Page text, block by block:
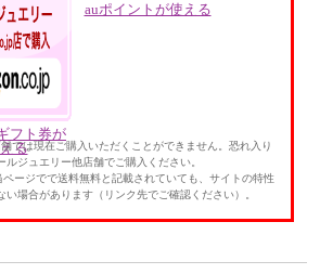
ントが貯
える
auポイントが使える
フト券が
る
では現在ご購入いただくことができません。恐れ入り
ルジュエリー他店舗でご購入ください。
ページでで送料無料と記載されていても、サイトの特性
い場合があります（リンク先でご確認ください）。